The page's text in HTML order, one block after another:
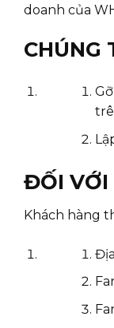
doanh của
CHÚNG
ĐỐI VỚI
Khách hàng